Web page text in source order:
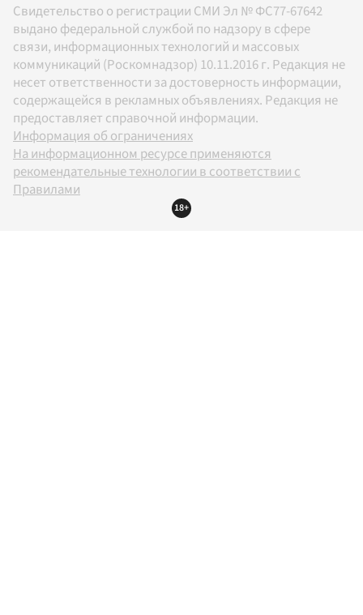
Свидетельство о регистрации СМИ Эл № ФС77-67642
выдано федеральной службой по надзору в сфере
связи, информационных технологий и массовых
коммуникаций (Роскомнадзор) 10.11.2016 г. Редакция не
несет ответственности за достоверность информации,
содержащейся в рекламных объявлениях. Редакция не
предоставляет справочной информации.
Информация об ограничениях
На информационном ресурсе применяются
рекомендательные технологии в соответствии с
Правилами
18+